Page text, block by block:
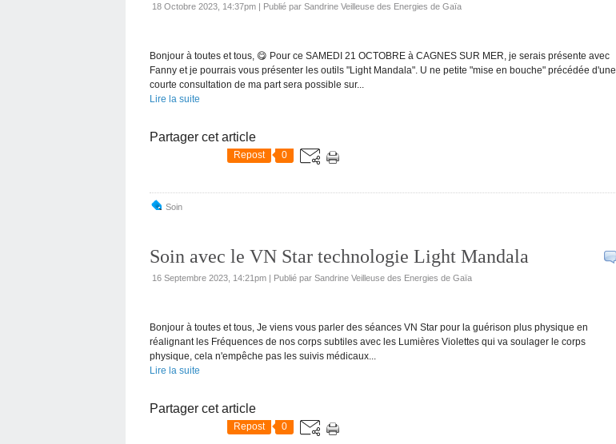
18 Octobre 2023, 14:37pm | Publié par Sandrine Veilleuse des Energies de Gaïa
Bonjour à toutes et tous, 😋 Pour ce SAMEDI 21 OCTOBRE à CAGNES SUR MER, je serais présente avec
Fanny et je pourrais vous présenter les outils "Light Mandala". U ne petite "mise en bouche" précédée d'une
courte consultation de ma part sera possible sur...
Lire la suite
Partager cet article
Repost 0
Soin
Soin avec le VN Star technologie Light Mandala
16 Septembre 2023, 14:21pm | Publié par Sandrine Veilleuse des Energies de Gaïa
Bonjour à toutes et tous, Je viens vous parler des séances VN Star pour la guérison plus physique en
réalignant les Fréquences de nos corps subtiles avec les Lumières Violettes qui va soulager le corps
physique, cela n'empêche pas les suivis médicaux...
Lire la suite
Partager cet article
Repost 0